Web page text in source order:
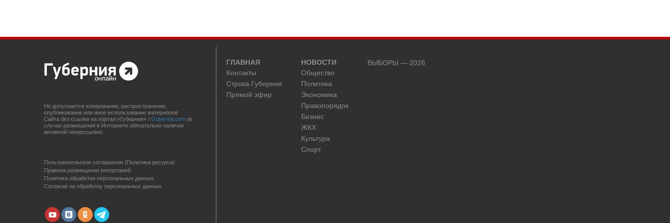
Не допускается копирование, распространение,
опубликование или иное использование материалов
Сайта без ссылки на портал «Губерния» / Gubernia.com (в
случае размещения в Интернете обязательно наличие
активной гиперссылки)
Пользовательское соглашение (Политика ресурса)
Правила размещения репортажей
Политика обработки персональных данных
Согласие на обработку персональных данных
ГЛАВНАЯ
Контакты
Строка.Губерния
Прямой эфир
НОВОСТИ
Общество
Политика
Экономика
Правопорядок
Бизнес
ЖКХ
Культура
Спорт
ВЫБОРЫ — 2026